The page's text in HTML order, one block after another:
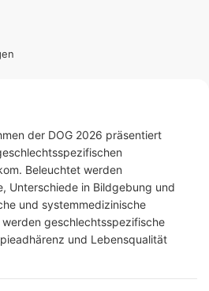
der DOG 2026 präsentiert
Beleuchtet werden
Unterschiede in Bildgebung und
und systemmedizinische
geschlechtsspezifische
und Lebensqualität